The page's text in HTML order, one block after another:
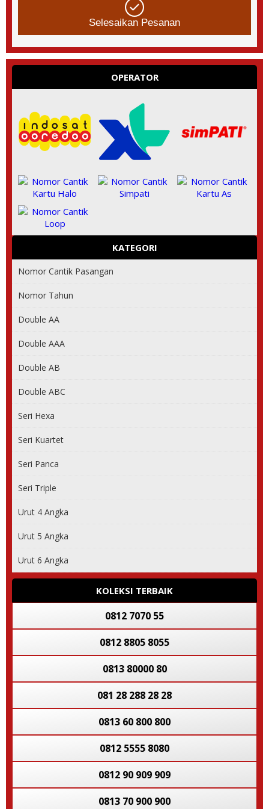
OPERATOR
KATEGORI
Nomor Cantik Pasangan
Nomor Tahun
Double AA
Double AAA
Double AB
Double ABC
Seri Hexa
Seri Kuartet
Seri Panca
Seri Triple
Urut 4 Angka
Urut 5 Angka
Urut 6 Angka
KOLEKSI TERBAIK
0812 80 1168
0812 7070 55
0812 8805 8055
0813 80000 80
081 28 288 28 28
0813 60 800 800
0812 5555 8080
0812 90 909 909
0813 70 900 900
Selesaikan Pesanan